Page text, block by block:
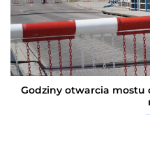
Godziny otwarcia mostu